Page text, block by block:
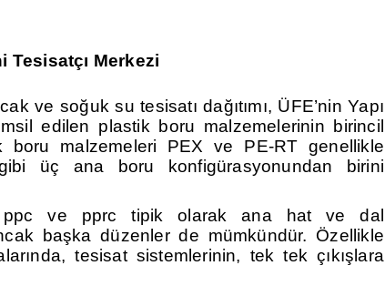
Tesisatçı Merkezi
ve soğuk su tesisatı dağıtımı, ÜFE’nin Yapı
edilen plastik boru malzemelerinin birincil
boru malzemeleri PEX ve PE-RT genellikle
gibi üç ana boru konfigürasyonundan birini
ppc ve pprc tipik olarak ana hat ve dal
başka düzenler de mümkündür. Özellikle
tesisat sistemlerinin, tek tek çıkışlara